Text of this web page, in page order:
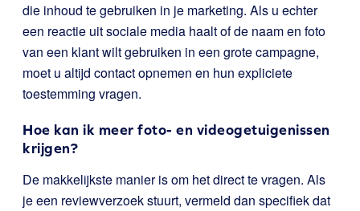
die inhoud te gebruiken in je marketing. Als u echter
een reactie uit sociale media haalt of de naam en foto
van een klant wilt gebruiken in een grote campagne,
moet u altijd contact opnemen en hun expliciete
toestemming vragen.
Hoe kan ik meer foto- en videogetuigenissen
krijgen?
De makkelijkste manier is om het direct te vragen. Als
je een reviewverzoek stuurt, vermeld dan specifiek dat